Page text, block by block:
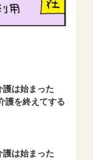
護は始まった
護を終えてする
護は始まった